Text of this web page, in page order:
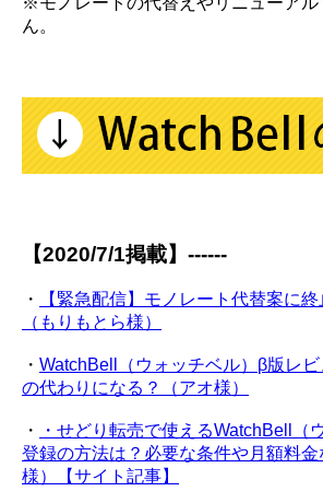
ん。
【2020/7/1掲載】------
・
【緊急配信】モノレート代替案に終
（もりもとら様）
・ WatchBell（ウォッチベル）β版レビ
の代わりになる？（アオ様）
・
・せどり転売で使えるWatchBell（
登録の方法は？必要な条件や月額料
様）【サイト記事】